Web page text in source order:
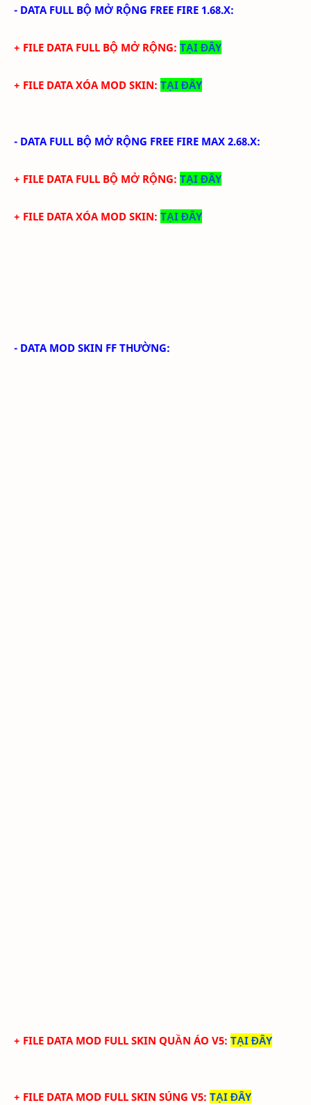
- DATA FULL BỘ MỞ RỘNG FREE FIRE 1.68.X:
+ FILE DATA FULL BỘ MỞ RỘNG: TẠI ĐÂY
+ FILE DATA XÓA MOD SKIN: TẠI ĐÂY
- DATA FULL BỘ MỞ RỘNG FREE FIRE MAX 2.68.X:
+ FILE DATA FULL BỘ MỞ RỘNG: TẠI ĐÂY
+ FILE DATA XÓA MOD SKIN: TẠI ĐÂY
- DATA MOD SKIN FF THƯỜNG:
+ FILE DATA MOD FULL SKIN QUẦN ÁO V5: TẠI ĐÂY
+ FILE DATA MOD FULL SKIN SÚNG V5: TẠI ĐÂY